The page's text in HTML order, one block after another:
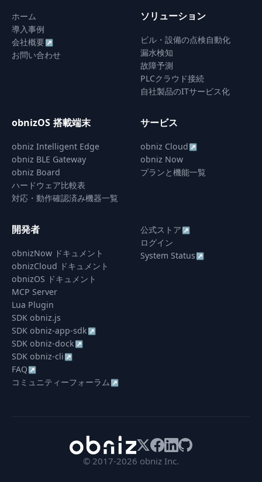
ホーム
導入事例
会社概要↗
お問い合わせ
ソリューション
ビル・設備の点検自動化
漏水検知
故障予測
PLCクラウド接続
自社製品のITサービス化
obnizOS 搭載端末
obniz Intelligent Edge
obniz BLE Gateway
obniz Board
ハードウェア比較表
対応・動作確認済み機器一覧
サービス
obniz Cloud ↗
obniz Now
プランと機能一覧
開発者
obnizNow ドキュメント
obnizCloud ドキュメント
obnizOS ドキュメント
MCP Server
Lua Plugin
SDK obniz.js
SDK obniz-app-sdk ↗
SDK obniz-dock ↗
SDK obniz-cli ↗
FAQ ↗
コミュニティーフォーラム ↗
公式ストア ↗
ログイン
System Status ↗
© 2017-2026 obniz Inc.